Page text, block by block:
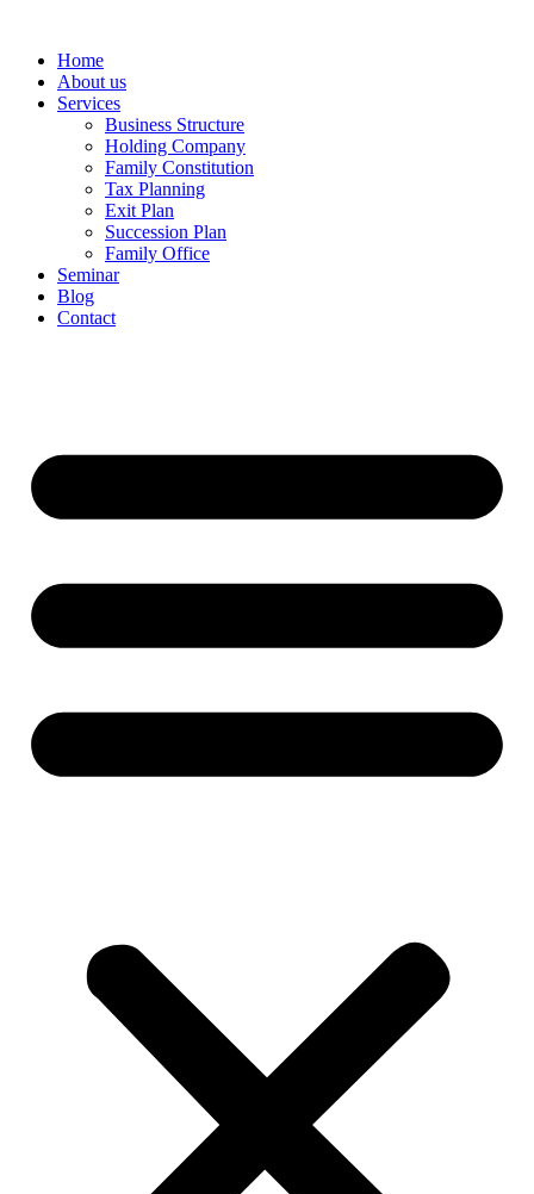
Home
About us
Services
Business Structure
Holding Company
Family Constitution
Tax Planning
Exit Plan
Succession Plan
Family Office
Seminar
Blog
Contact